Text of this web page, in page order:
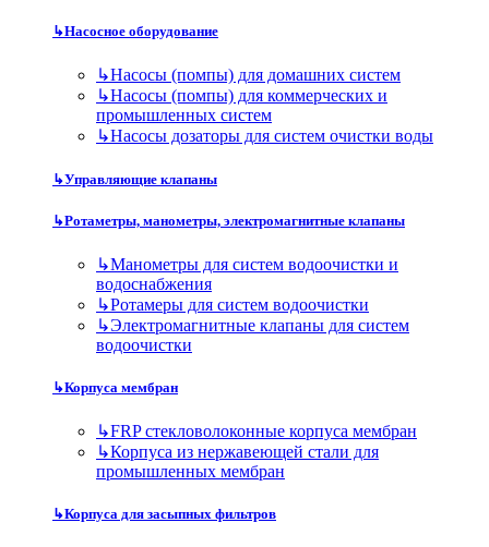
↳Насосное оборудование
↳Насосы (помпы) для домашних систем
↳Насосы (помпы) для коммерческих и
промышленных систем
↳Насосы дозаторы для систем очистки воды
↳Управляющие клапаны
↳Ротаметры, манометры, электромагнитные клапаны
↳Манометры для систем водоочистки и
водоснабжения
↳Ротамеры для систем водоочистки
↳Электромагнитные клапаны для систем
водоочистки
↳Корпуса мембран
↳FRP стекловолоконные корпуса мембран
↳Корпуса из нержавеющей стали для
промышленных мембран
↳Корпуса для засыпных фильтров